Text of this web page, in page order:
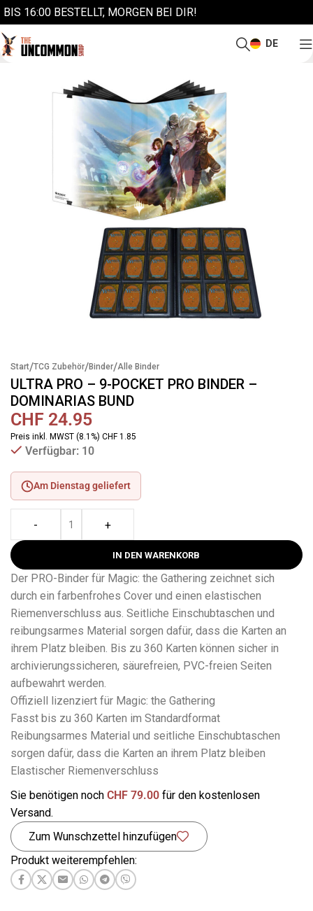
BIS 16:00 BESTELLT, MORGEN BEI DIR!
DE
Start/TCG Zubehör/Binder/Alle Binder
ULTRA PRO – 9-POCKET PRO BINDER –
DOMINARIAS BUND
CHF 24.95
Preis inkl. MWST (8.1%) CHF 1.85
Verfügbar: 10
Am Dienstag geliefert
- +
IN DEN WARENKORB
Der PRO-Binder für Magic: the Gathering zeichnet sich
durch ein farbenfrohes Cover und einen elastischen
Riemenverschluss aus. Seitliche Einschubtaschen und
reibungsarmes Material sorgen dafür, dass die Karten an
ihrem Platz bleiben. Bis zu 360 Karten können sicher in
archivierungssicheren, säurefreien, PVC-freien Seiten
aufbewahrt werden.
Offiziell lizenziert für Magic: the Gathering
Fasst bis zu 360 Karten im Standardformat
Reibungsarmes Material und seitliche Einschubtaschen
sorgen dafür, dass die Karten an ihrem Platz bleiben
Elastischer Riemenverschluss
Sie benötigen noch CHF 79.00 für den kostenlosen
Versand.
Zum Wunschzettel hinzufügen
Produkt weiterempfehlen: